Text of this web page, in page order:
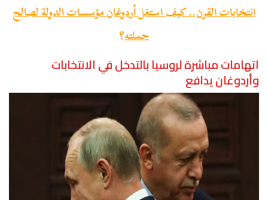
انتخابات القرن.. كيف استغل أردوغان مؤسسات الدولة لصالح
حملته؟
اتهامات مباشرة لروسيا بالتدخل في الانتخابات
وأردوغان يدافع